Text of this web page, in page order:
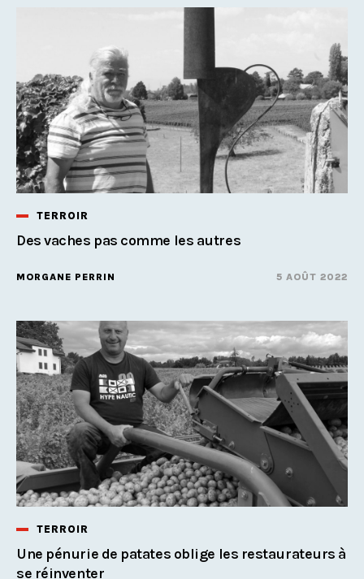
TERROIR
Des vaches pas comme les autres
MORGANE PERRIN 5 AOÛT 2022
TERROIR
Une pénurie de patates oblige les restaurateurs à
se réinventer